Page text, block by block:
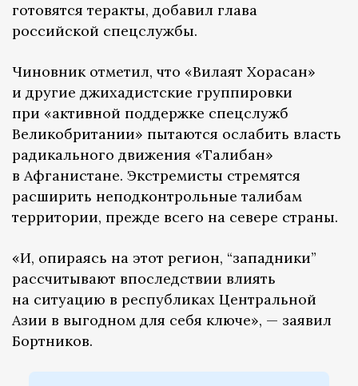
готовятся теракты, добавил глава
российской спецслужбы.
Чиновник отметил, что «Вилаят Хорасан»
и другие джихадистские группировки
при «активной поддержке спецслужб
Великобритании» пытаются ослабить власть
радикального движения «Талибан»
в Афганистане. Экстремисты стремятся
расширить неподконтрольные талибам
территории, прежде всего на севере страны.
«И, опираясь на этот регион, “западники”
рассчитывают впоследствии влиять
на ситуацию в республиках Центральной
Азии в выгодном для себя ключе», — заявил
Бортников.